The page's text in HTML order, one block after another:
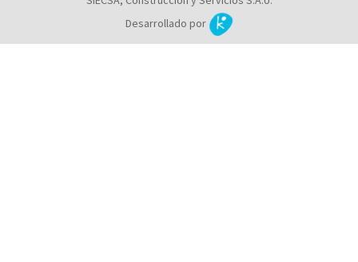
Desarrollado por